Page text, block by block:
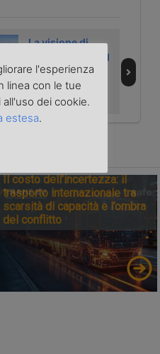
La visione di
Matteo Paroli sul
futuro del porto
di Genova
Il costo dell’incertezza: il
trasporto internazionale tra
scarsità di capacità e l’ombra
del conflitto
l'esperienza
linea con le tue
dei cookie.
estesa.